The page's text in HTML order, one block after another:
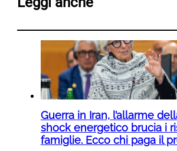
Guerra in Iran, l’allarme
shock energetico brucia i
famiglie. Ecco chi paga il